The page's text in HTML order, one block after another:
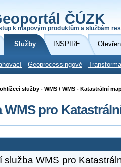
ČÚZK
k mapovým produktům a službám
Služby INSPIRE
Geoprocessingové
služby - WMS / WMS - Katastrální
WMS pro
služba WMS pro